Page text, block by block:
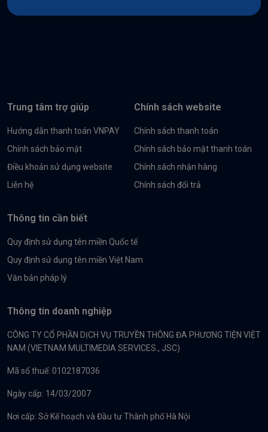
Trung tâm trợ giúp
Hướng dẫn thanh toán VNPAY
Chính sách bảo mật
Điều khoản sử dụng website
Liên hệ
Chính sách website
Chính sách thanh toán
Chính sách bảo mật thanh toán
Chính sách nhận hàng
Chính sách đổi trả
Thông tin cần biết
Quy định sử dụng tên miền Quốc tế
Quy định sử dụng tên miền Việt Nam
Văn bản pháp lý
Thông tin doanh nghiệp
CÔNG TY CỔ PHẦN DỊCH VỤ TRUYỀN THÔNG ĐA PHƯƠNG TIỆN VIỆT
NAM (VIETNAM MULTIMEDIA SERVICES., JSC)
Mã số thuế: 0102187036
Ngày cấp: 14/03/2007
Nơi cấp: Sở Kế hoạch và Đầu tư Thành phố Hà Nội